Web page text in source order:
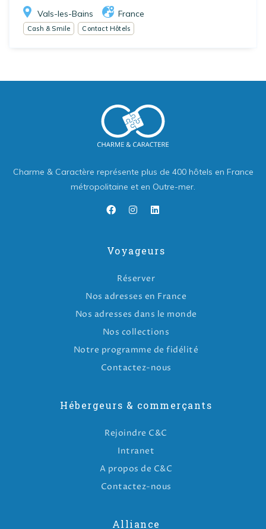
Vals-les-Bains France
Cash & Smile Contact Hôtels
Charme & Caractère représente plus de 400 hôtels en France
métropolitaine et en Outre-mer.
Voyageurs
Réserver
Nos adresses en France
Nos adresses dans le monde
Nos collections
Notre programme de fidélité
Contactez-nous
Hébergeurs & commerçants
Rejoindre C&C
Intranet
A propos de C&C
Contactez-nous
Alliance